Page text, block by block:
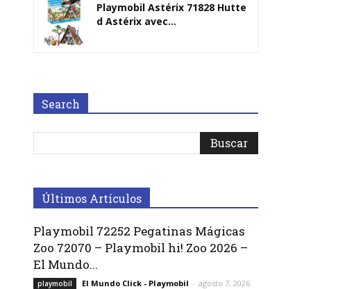
Playmobil Astérix 71828 Hutte
d Astérix avec...
Search
Últimos Artículos
Playmobil 72252 Pegatinas Mágicas
Zoo 72070 – Playmobil hi! Zoo 2026 –
El Mundo...
playmobil El Mundo Click - Playmobil - agosto 7, 2026